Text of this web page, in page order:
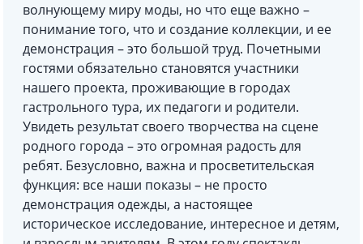
волнующему миру моды, но что еще важно –
понимание того, что и создание коллекции, и ее
демонстрация – это большой труд. Почетными
гостями обязательно становятся участники
нашего проекта, проживающие в городах
гастрольного тура, их педагоги и родители.
Увидеть результат своего творчества на сцене
родного города – это огромная радость для
ребят. Безусловно, важна и просветительская
функция: все наши показы – не просто
демонстрация одежды, а настоящее
историческое исследование, интересное и детям,